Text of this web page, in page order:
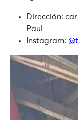
Dirección:
Paul
Instagram: